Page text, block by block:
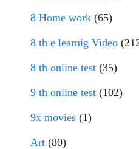
8 Home work (65)
8 th e learnig Video
8 th online test (35)
9 th online test (102)
9x movies (1)
Art (80)